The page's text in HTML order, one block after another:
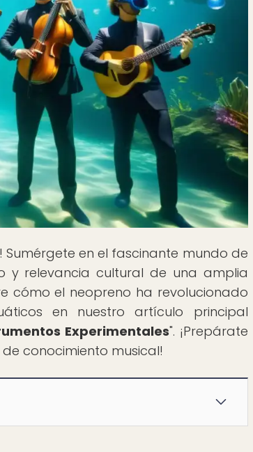
! Sumérgete en el fascinante mundo de
y relevancia cultural de una amplia
cómo el neopreno ha revolucionado
en nuestro artículo principal
Experimentales". ¡Prepárate
conocimiento musical!